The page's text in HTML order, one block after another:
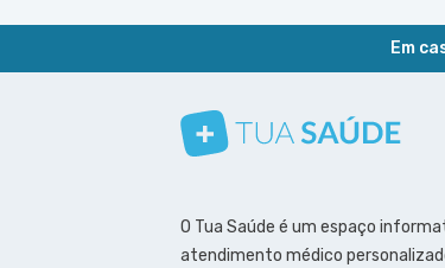
Em
Conheça nosso canal
Siga a gente no Instagram
Siga a gente no Facebook
Siga a gente no
O Tua Saúde é um espaço
atendimento médico